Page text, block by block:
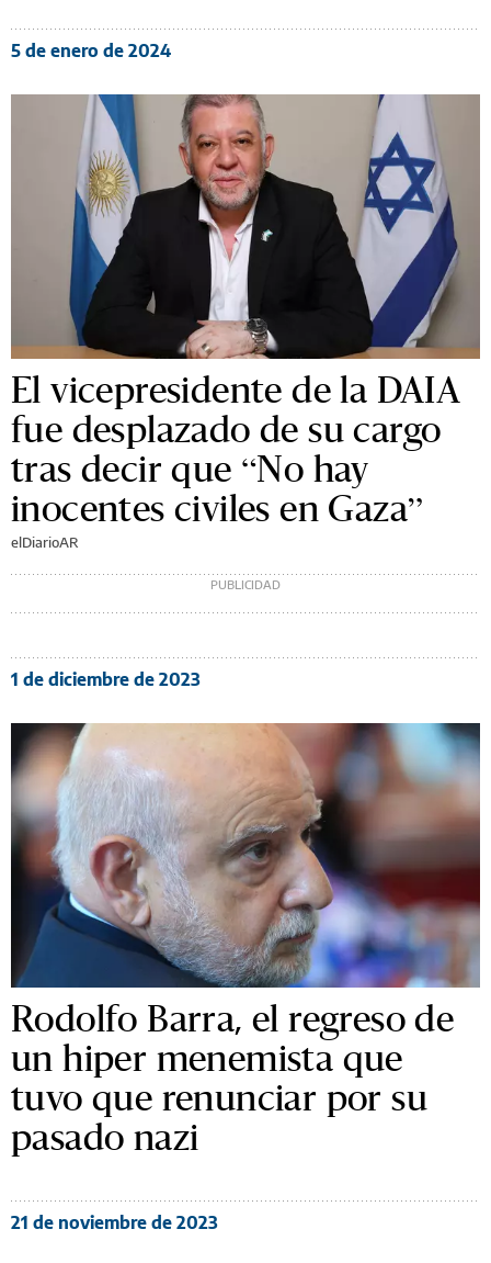
5 de enero de 2024
El vicepresidente de la DAIA
fue desplazado de su cargo
tras decir que “No hay
inocentes civiles en Gaza”
elDiarioAR
1 de diciembre de 2023
Rodolfo Barra, el regreso de
un hiper menemista que
tuvo que renunciar por su
pasado nazi
21 de noviembre de 2023